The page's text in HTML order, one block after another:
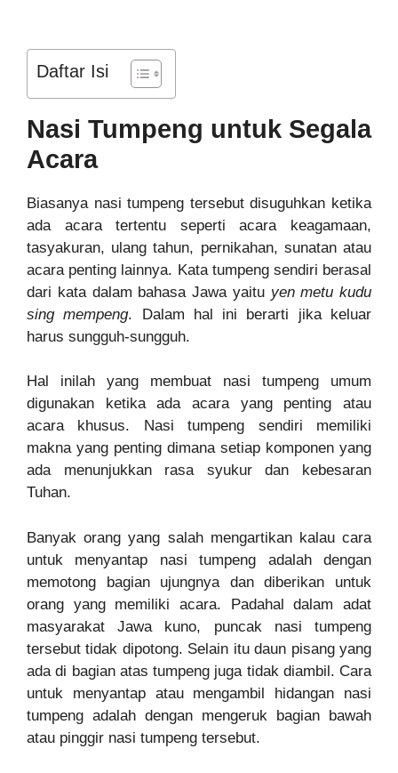
Daftar Isi
Nasi Tumpeng untuk Segala
Acara
Biasanya nasi tumpeng tersebut disuguhkan ketika
ada acara tertentu seperti acara keagamaan,
tasyakuran, ulang tahun, pernikahan, sunatan atau
acara penting lainnya. Kata tumpeng sendiri berasal
dari kata dalam bahasa Jawa yaitu yen metu kudu
sing mempeng. Dalam hal ini berarti jika keluar
harus sungguh-sungguh.
Hal inilah yang membuat nasi tumpeng umum
digunakan ketika ada acara yang penting atau
acara khusus. Nasi tumpeng sendiri memiliki
makna yang penting dimana setiap komponen yang
ada menunjukkan rasa syukur dan kebesaran
Tuhan.
Banyak orang yang salah mengartikan kalau cara
untuk menyantap nasi tumpeng adalah dengan
memotong bagian ujungnya dan diberikan untuk
orang yang memiliki acara. Padahal dalam adat
masyarakat Jawa kuno, puncak nasi tumpeng
tersebut tidak dipotong. Selain itu daun pisang yang
ada di bagian atas tumpeng juga tidak diambil. Cara
untuk menyantap atau mengambil hidangan nasi
tumpeng adalah dengan mengeruk bagian bawah
atau pinggir nasi tumpeng tersebut.